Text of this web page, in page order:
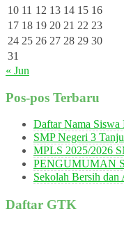
10 11 12 13 14 15 16
17 18 19 20 21 22 23
24 25 26 27 28 29 30
31
« Jun
Pos-pos Terbaru
Daftar Nama Siswa
SMP Negeri 3
MPLS 2025/2026
PENGUMUMAN
Sekolah Bersih
Daftar GTK